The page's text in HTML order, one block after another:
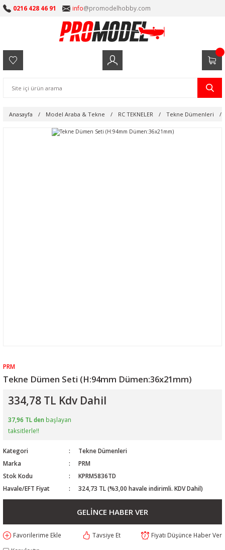
0216 428 46 91 info@promodelhobby.com
Anasayfa Model Araba & Tekne RC TEKNELER Tekne Dümenleri
PRM
Tekne Dümen Seti (H:94mm Dümen:36x21mm)
334,78 TL Kdv Dahil
37,96 TL den başlayan
taksitlerle!!
Kategori
Tekne Dümenleri
Marka
PRM
Stok Kodu
KPRM5836TD
Havale/EFT Fiyat
324,73 TL (%3,00 havale indirimli. KDV Dahil)
GELİNCE HABER VER
Tavsiye Et
Fiyatı Düşünce Haber Ver